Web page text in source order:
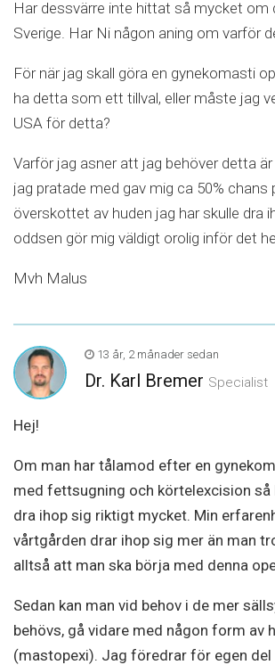
Har dessvärre inte hittat så mycket om
Sverige. Har Ni någon aning om varför
För när jag skall göra en gynekomasti
ha detta som ett tillval, eller måste jag
USA för detta?
Varför jag asner att jag behöver detta
jag pratade med gav mig ca 50% chans
överskottet av huden jag har skulle dra
oddsen gör mig väldigt orolig inför det
Mvh Malus
13 år, 2 månader sedan
Dr. Karl Bremer Specialist
Hej!
Om man har tålamod efter en
med fettsugning och körtelexcision så
dra ihop sig riktigt mycket. Min
vårtgården drar ihop sig mer än man
alltså att man ska börja med denna
Sedan kan man vid behov i de mer
behövs, gå vidare med någon form av
(mastopexi). Jag föredrar för egen del